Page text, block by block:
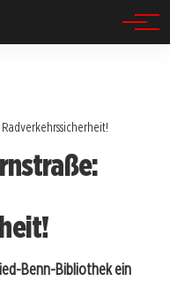
Benn-Bibliothek ein